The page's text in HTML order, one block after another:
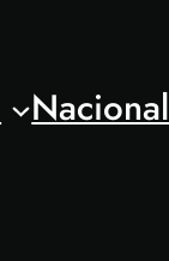
Nacional